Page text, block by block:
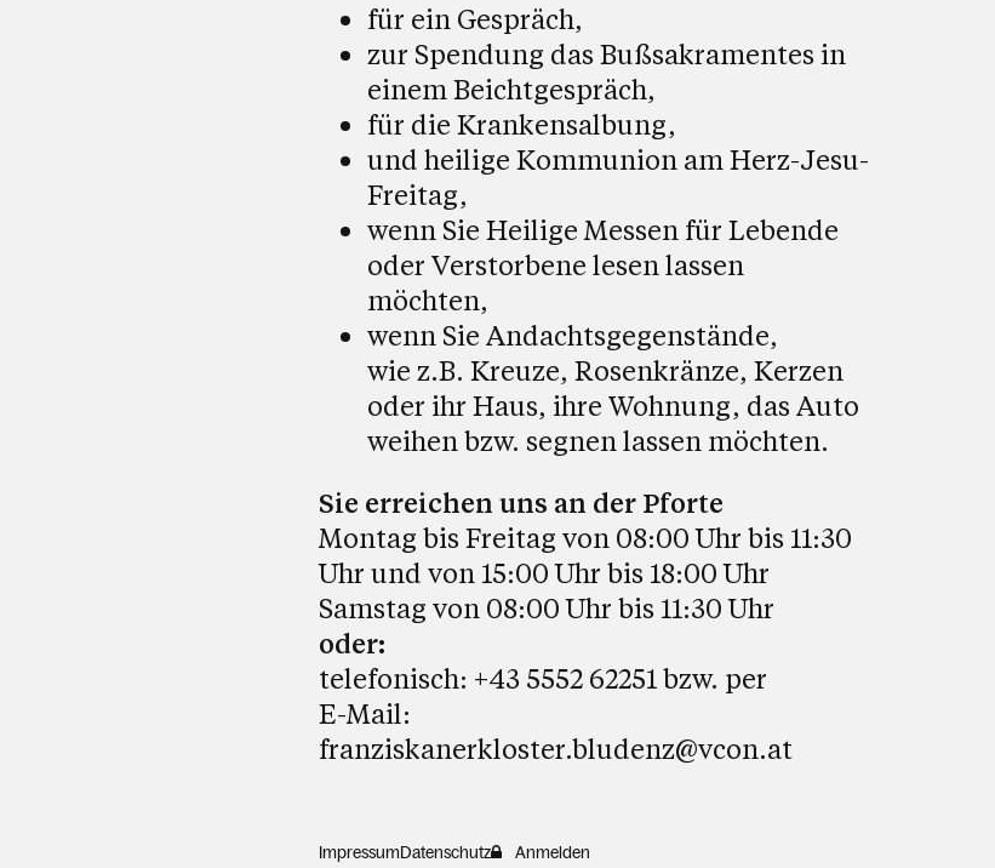
für ein Gespräch,
zur Spendung das Bußsakramentes in
einem Beichtgespräch,
für die Krankensalbung,
und heilige Kommunion am Herz-Jesu-
Freitag,
wenn Sie Heilige Messen für Lebende
oder Verstorbene lesen lassen
möchten,
wenn Sie Andachtsgegenstände,
wie z.B. Kreuze, Rosenkränze, Kerzen
oder ihr Haus, ihre Wohnung, das Auto
weihen bzw. segnen lassen möchten.
Sie erreichen uns an der Pforte
Montag bis Freitag von 08:00 Uhr bis 11:30
Uhr und von 15:00 Uhr bis 18:00 Uhr
Samstag von 08:00 Uhr bis 11:30 Uhr
oder:
telefonisch: +43 5552 62251 bzw. per
E-Mail:
franziskanerkloster.bludenz@vcon.at
ImpressumDatenschutz Anmelden